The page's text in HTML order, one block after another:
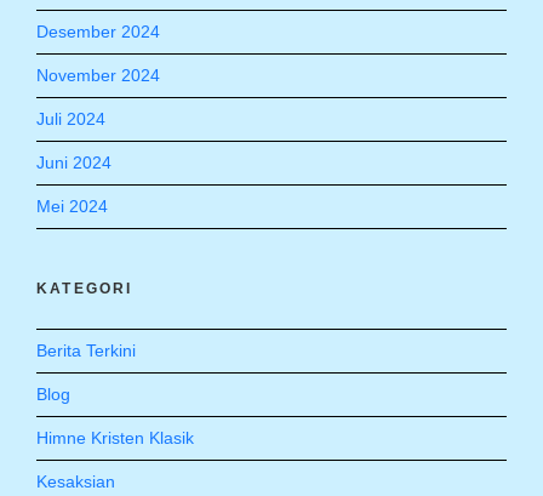
Desember 2024
November 2024
Juli 2024
Juni 2024
Mei 2024
KATEGORI
Berita Terkini
Blog
Himne Kristen Klasik
Kesaksian